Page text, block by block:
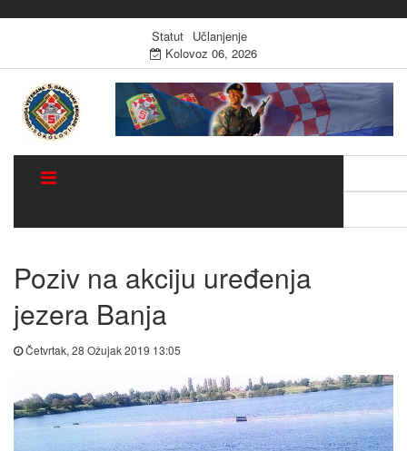
Statut
Učlanjenje
Kolovoz 06, 2026
Poziv na akciju uređenja
jezera Banja
Četvrtak, 28 Ožujak 2019 13:05